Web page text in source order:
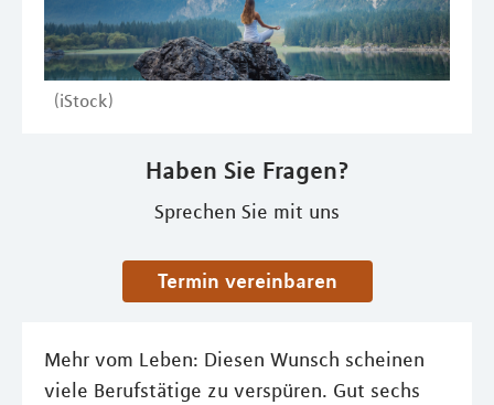
(iStock)
Haben Sie Fragen?
Sprechen Sie mit uns
Termin vereinbaren
Mehr vom Leben: Diesen Wunsch scheinen
viele Berufstätige zu verspüren. Gut sechs